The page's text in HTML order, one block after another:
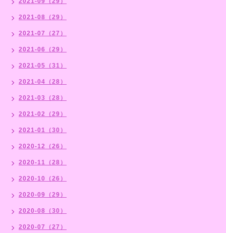
2021-08（29）
2021-07（27）
2021-06（29）
2021-05（31）
2021-04（28）
2021-03（28）
2021-02（29）
2021-01（30）
2020-12（26）
2020-11（28）
2020-10（26）
2020-09（29）
2020-08（30）
2020-07（27）